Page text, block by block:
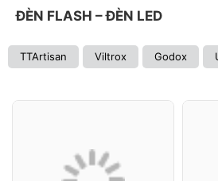
ĐÈN FLASH – ĐÈN LED
TTArtisan Viltrox Godox